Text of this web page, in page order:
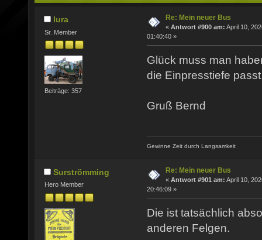
lura
Sr. Member
Beiträge: 357
Re: Mein neuer Bus
« Antwort #900 am: April 10,
01:40:40 »
Glück muss man
die Einpresstiefe
Gruß Bernd
Gewinne Zeit durch Langsamkeit
Surströmming
Hero Member
Re: Mein neuer Bus
« Antwort #901 am: April 10,
20:46:09 »
Die ist tatsächlich
anderen Felgen.